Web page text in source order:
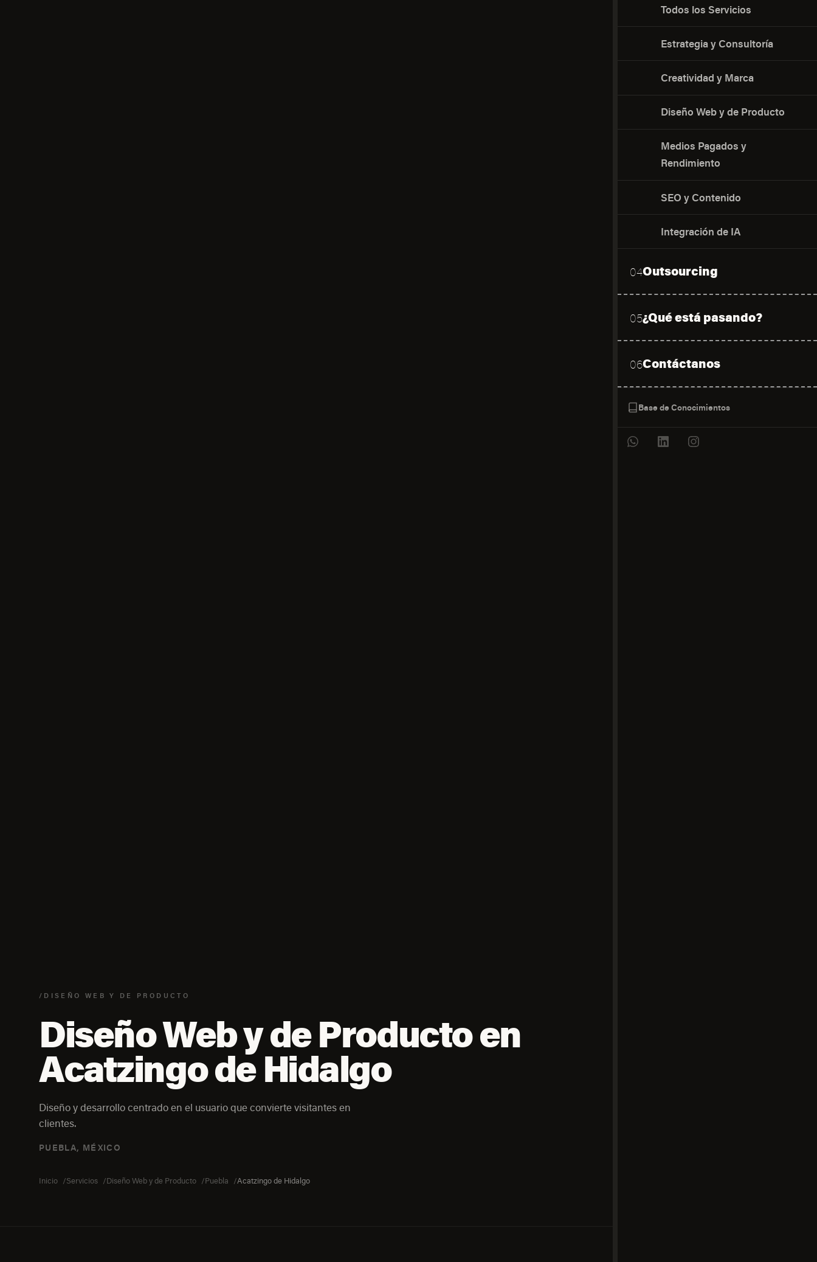
Todos los Servicios
Estrategia y Consultoría
Creatividad y Marca
Diseño Web y de Producto
Medios Pagados y
Rendimiento
SEO y Contenido
Integración de IA
04Outsourcing
05¿Qué está pasando?
06Contáctanos
Base de Conocimientos
/DISEÑO WEB Y DE PRODUCTO
Diseño Web y de Producto en
Acatzingo de Hidalgo
Diseño y desarrollo centrado en el usuario que convierte visitantes en
clientes.
PUEBLA, MÉXICO
Inicio Servicios Diseño Web y de Producto Puebla Acatzingo de Hidalgo